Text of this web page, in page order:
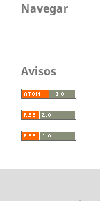
Navegar
Avisos